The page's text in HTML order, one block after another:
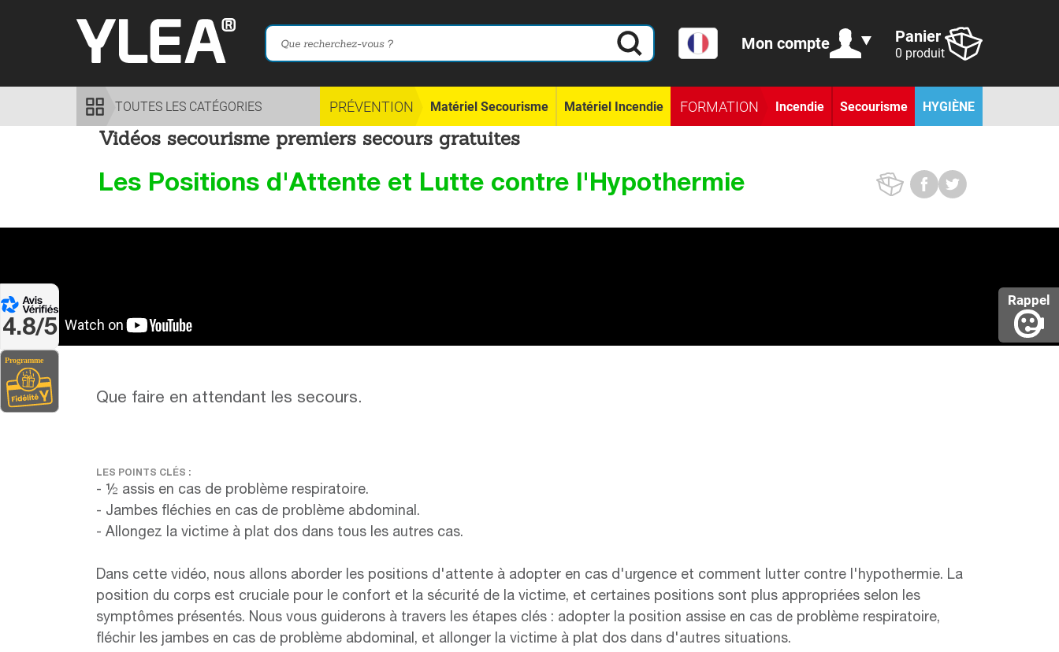
Rappel
4.8/5
Mon compte Panier
0 produit
TOUTES LES CATÉGORIES PRÉVENTION Matériel Secourisme Matériel Incendie FORMATION Incendie Secourisme HYGIÈNE
Vidéos secourisme premiers secours gratuites
Les Positions d'Attente et Lutte contre l'Hypothermie
Que faire en attendant les secours.
LES POINTS CLÉS :
- ½ assis en cas de problème respiratoire.
- Jambes fléchies en cas de problème abdominal.
- Allongez la victime à plat dos dans tous les autres cas.
Dans cette vidéo, nous allons aborder les positions d'attente à adopter en cas d'urgence et comment lutter contre l'hypothermie. La
position du corps est cruciale pour le confort et la sécurité de la victime, et certaines positions sont plus appropriées selon les
symptômes présentés. Nous vous guiderons à travers les étapes clés : adopter la position assise en cas de problème respiratoire,
fléchir les jambes en cas de problème abdominal, et allonger la victime à plat dos dans d'autres situations.